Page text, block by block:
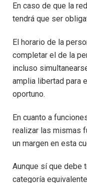
En caso de que la
tendrá que ser
El horario de la
completar el de la
incluso
amplia libertad para
oportuno.
En cuanto a
realizar las mismas
un margen en esta
Aunque sí que debe
categoría equivalente